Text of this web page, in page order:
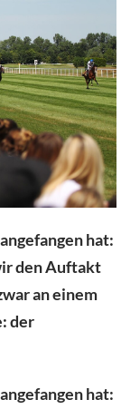
hat:
den Auftakt
an einem
der
hat: